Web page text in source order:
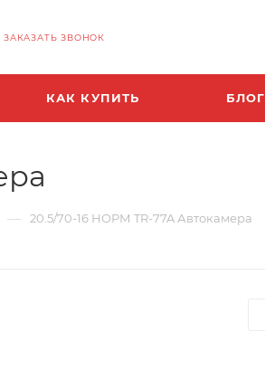
ЗАКАЗАТЬ ЗВОНОК
КАК КУПИТЬ БЛОГ
— 20.5/70-16 НОРМ TR-77A Автокамера